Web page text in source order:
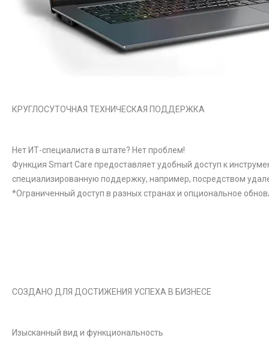
КРУГЛОСУТОЧНАЯ ТЕХНИЧЕСКАЯ ПОДДЕРЖКА
Нет ИТ-специалиста в штате? Нет проблем!
Функция Smart Care предоставляет удобный доступ к
специализированную поддержку, например, посредством
*Ограниченный доступ в разных странах и опциональное
СОЗДАНО ДЛЯ ДОСТИЖЕНИЯ УСПЕХА В БИЗНЕСЕ
Изысканный вид и функциональность